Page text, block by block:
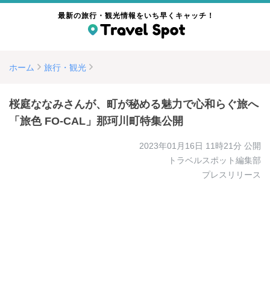
最新の旅行・観光情報をいち早くキャッチ！
ホーム 旅行・観光
桜庭ななみさんが、町が秘める魅力で心和らぐ旅へ
「旅色 FO-CAL」那珂川町特集公開
2023年01月16日 11時21分 公開
トラベルスポット編集部
プレスリリース